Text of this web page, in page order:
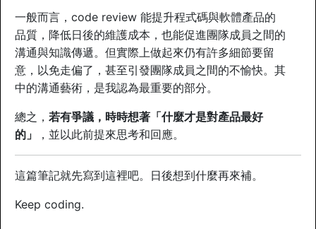
一般而言，code review 能提升程式碼與軟體產品的
品質，降低日後的維護成本，也能促進團隊成員之間的
溝通與知識傳遞。但實際上做起來仍有許多細節要留
意，以免走偏了，甚至引發團隊成員之間的不愉快。其
中的溝通藝術，是我認為最重要的部分。
總之， 若有爭議，時時想著「什麼才是對產品最好
的」
，並以此前提來思考和回應。
這篇筆記就先寫到這裡吧。日後想到什麼再來補。
Keep coding.